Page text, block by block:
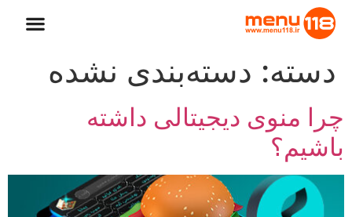
دسته: دسته‌بندی نشده
چرا منوی دیجیتالی داشته
باشیم؟